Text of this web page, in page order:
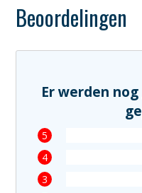
Beoordelingen
Er werden
5
4
3